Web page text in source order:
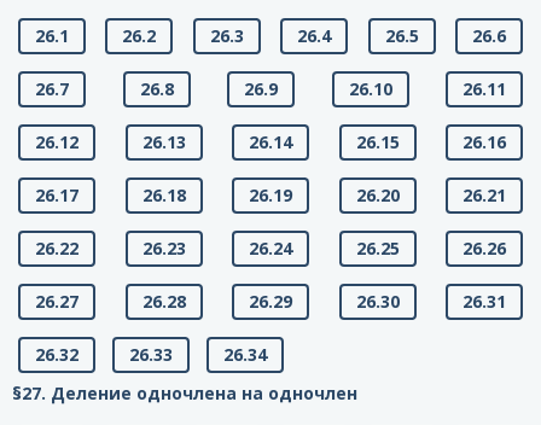
26.1 26.2 26.3 26.4 26.5 26.6
26.7 26.8 26.9 26.10 26.11
26.12 26.13 26.14 26.15 26.16
26.17 26.18 26.19 26.20 26.21
26.22 26.23 26.24 26.25 26.26
26.27 26.28 26.29 26.30 26.31
26.32 26.33
26.34
§27. Деление одночлена на одночлен